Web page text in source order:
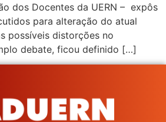
dos Docentes da UERN – expôs
para alteração do atual
possíveis distorções no
debate, ficou definido […]